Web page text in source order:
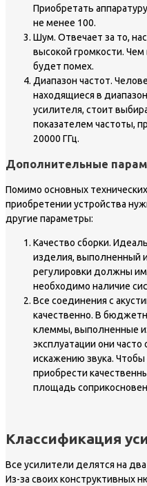
Приобретать
не менее 100.
Шум. Отвечает за то,
высокой громкости.
будет помех.
Диапазон частот.
находящиеся в
усилителя, стоит
показателем частоты,
20000 ГГц.
Дополнительные
Помимо основных
приобретении устройства
другие параметры:
Качество сборки.
изделия, выполненный
регулировки должны
необходимо наличие
Все соединения с
качественно. В
клеммы, выполненные
эксплуатации они
искажению звука.
приобрести
площадь
Классификация
Все усилители делятся на
Из-за своих конструктивных